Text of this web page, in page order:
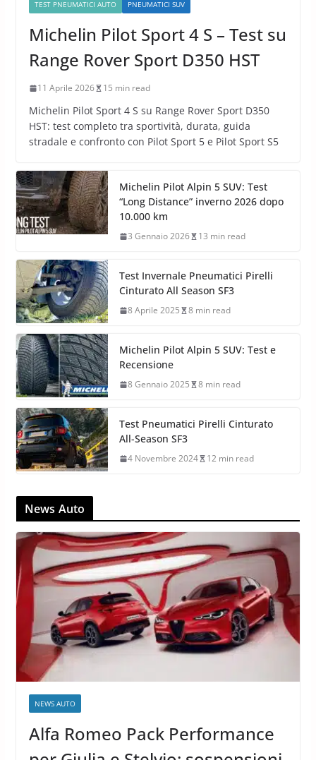
TEST PNEUMATICI AUTO PNEUMATICI SUV
Michelin Pilot Sport 4 S – Test su
Range Rover Sport D350 HST
11 Aprile 2026 15 min read
Michelin Pilot Sport 4 S su Range Rover Sport D350
HST: test completo tra sportività, durata, guida
stradale e confronto con Pilot Sport 5 e Pilot Sport S5
Michelin Pilot Alpin 5 SUV: Test
“Long Distance” inverno 2026 dopo
10.000 km
3 Gennaio 2026 13 min read
Test Invernale Pneumatici Pirelli
Cinturato All Season SF3
8 Aprile 2025 8 min read
Michelin Pilot Alpin 5 SUV: Test e
Recensione
8 Gennaio 2025 8 min read
Test Pneumatici Pirelli Cinturato
All-Season SF3
4 Novembre 2024 12 min read
News Auto
NEWS AUTO
Alfa Romeo Pack Performance